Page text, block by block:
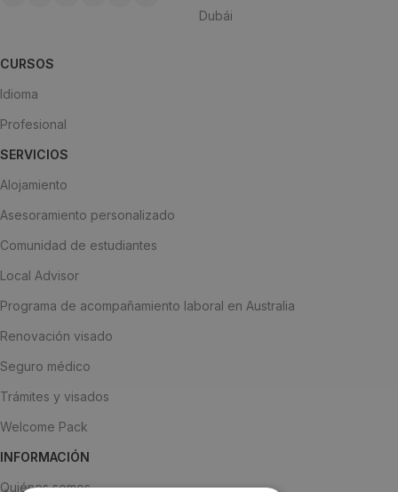
Dubái
CURSOS
Idioma
Profesional
SERVICIOS
Alojamiento
Asesoramiento personalizado
Comunidad de estudiantes
Local Advisor
Programa de acompañamiento laboral en Australia
Renovación visado
Seguro médico
Trámites y visados
Welcome Pack
INFORMACIÓN
Quiénes somos